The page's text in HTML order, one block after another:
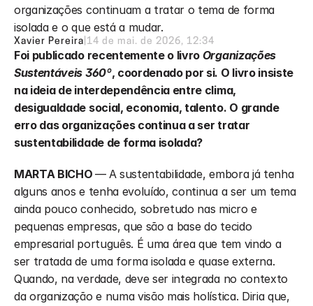
organizações continuam a tratar o tema de forma
isolada e o que está a mudar.
Xavier Pereira 14 de mai. de 2026, 12:34
Foi publicado recentemente o livro Organizações
Sustentáveis 360º, coordenado por si. O livro insiste
na ideia de interdependência entre clima,
desigualdade social, economia, talento. O grande
erro das organizações continua a ser tratar
sustentabilidade de forma isolada?
MARTA BICHO — A sustentabilidade, embora já tenha
alguns anos e tenha evoluído, continua a ser um tema
ainda pouco conhecido, sobretudo nas micro e
pequenas empresas, que são a base do tecido
empresarial português. É uma área que tem vindo a
ser tratada de uma forma isolada e quase externa.
Quando, na verdade, deve ser integrada no contexto
da organização e numa visão mais holística. Diria que,